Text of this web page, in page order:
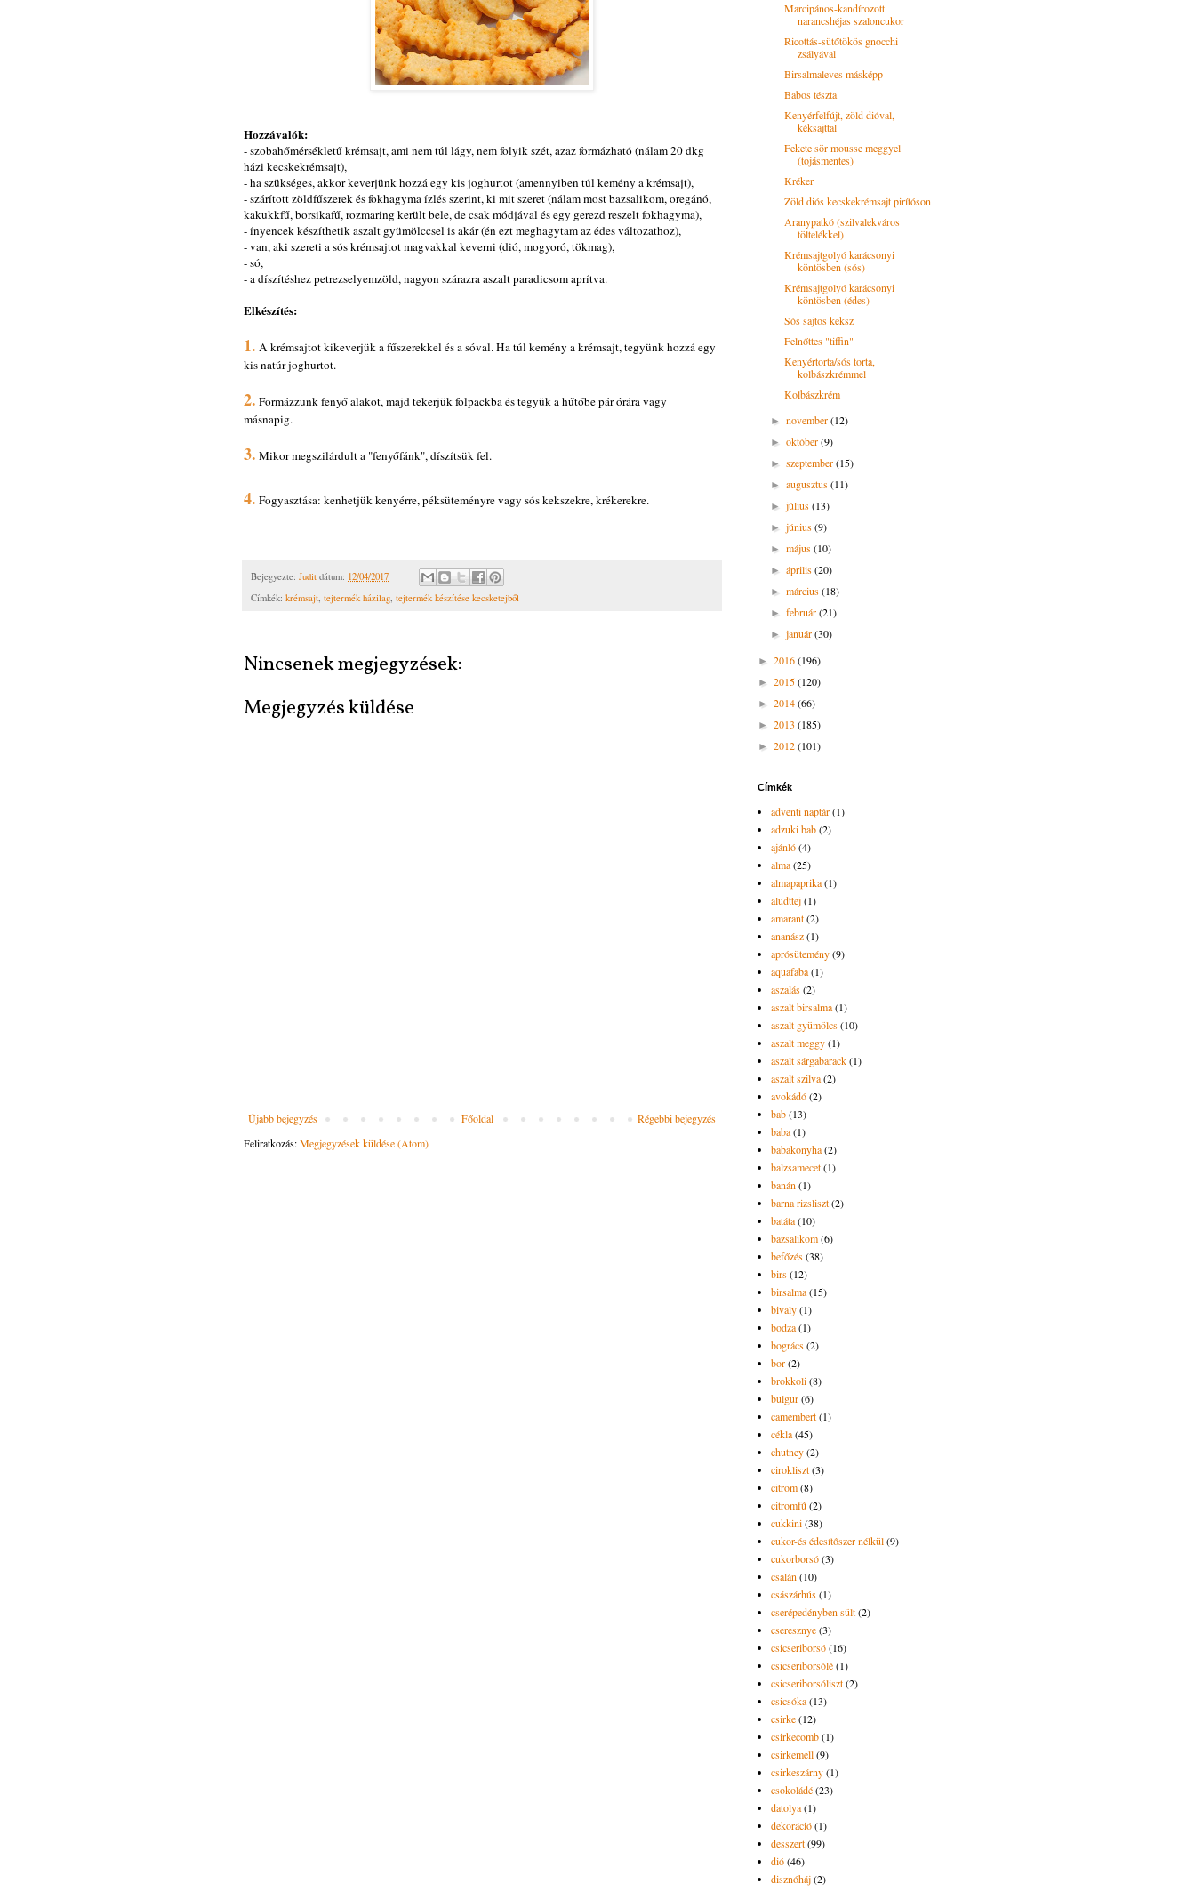
Hozzávalók:
- szobahőmérsékletű krémsajt, ami nem túl lágy, nem folyik szét, azaz formázható (nálam 20 dkg
házi kecskekrémsajt),
- ha szükséges, akkor keverjünk hozzá egy kis joghurtot (amennyiben túl kemény a krémsajt),
- szárított zöldfűszerek és fokhagyma ízlés szerint, ki mit szeret (nálam most bazsalikom, oregánó,
kakukkfű, borsikafű, rozmaring került bele, de csak módjával és egy gerezd reszelt fokhagyma),
- ínyencek készíthetik aszalt gyümölccsel is akár (én ezt meghagytam az édes változathoz),
- van, aki szereti a sós krémsajtot magvakkal keverni (dió, mogyoró, tökmag),
- só,
- a díszítéshez petrezselyemzöld, nagyon szárazra aszalt paradicsom aprítva.
Elkészítés:
1. A krémsajtot kikeverjük a fűszerekkel és a sóval. Ha túl kemény a krémsajt, tegyünk hozzá egy
kis natúr joghurtot.
2. Formázzunk fenyő alakot, majd tekerjük folpackba és tegyük a hűtőbe pár órára vagy
másnapig.
3. Mikor megszilárdult a "fenyőfánk", díszítsük fel.
4. Fogyasztása: kenhetjük kenyérre, péksüteményre vagy sós kekszekre, krékerekre.
Bejegyezte: Judit dátum: 12/04/2017
Címkék: krémsajt, tejtermék házilag, tejtermék készítése kecsketejből
Nincsenek megjegyzések:
Megjegyzés küldése
Újabb bejegyzés Régebbi bejegyzés
Főoldal
Feliratkozás:Megjegyzések küldése (Atom)
Marcipános-kandírozott
narancshéjas szaloncukor
Ricottás-sütőtökös gnocchi
zsályával
Birsalmaleves másképp
Babos tészta
Kenyérfelfújt, zöld dióval,
kéksajttal
Fekete sör mousse meggyel
(tojásmentes)
Kréker
Zöld diós kecskekrémsajt pirítóson
Aranypatkó (szilvalekváros
töltelékkel)
Krémsajtgolyó karácsonyi
köntösben (sós)
Krémsajtgolyó karácsonyi
köntösben (édes)
Sós sajtos keksz
Felnőttes "tiffin"
Kenyértorta/sós torta,
kolbászkrémmel
Kolbászkrém
►november(12)
►október(9)
►szeptember(15)
►augusztus(11)
►július(13)
►június(9)
►május(10)
►április(20)
►március(18)
►február(21)
►január(30)
► 2016(196)
► 2015(120)
► 2014(66)
► 2013 (185)
► 2012(101)
Címkék
adventi naptár(1)
adzuki bab(2)
ajánló(4)
alma(25)
almapaprika(1)
aludttej(1)
amarant(2)
ananász(1)
aprósütemény(9)
aquafaba(1)
aszalás(2)
aszalt birsalma(1)
aszalt gyümölcs(10)
aszalt meggy(1)
aszalt sárgabarack(1)
aszalt szilva(2)
avokádó(2)
bab(13)
baba(1)
babakonyha(2)
balzsamecet(1)
banán(1)
barna rizsliszt(2)
batáta(10)
bazsalikom(6)
befőzés(38)
birs(12)
birsalma(15)
bivaly(1)
bodza(1)
bogrács(2)
bor(2)
brokkoli(8)
bulgur(6)
camembert(1)
cékla(45)
chutney(2)
cirokliszt(3)
citrom(8)
citromfű(2)
cukkini(38)
cukor-és édesítőszer nélkül(9)
cukorborsó(3)
csalán(10)
császárhús(1)
cserépedényben sült(2)
cseresznye(3)
csicseriborsó(16)
csicseriborsólé(1)
csicseriborsóliszt(2)
csicsóka(13)
csirke(12)
csirkecomb(1)
csirkemell(9)
csirkeszárny(1)
csokoládé(23)
datolya(1)
dekoráció(1)
desszert(99)
dió(46)
disznóháj(2)